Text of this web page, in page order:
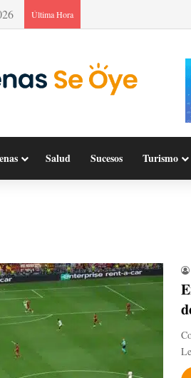
Última Hora
Salud Sucesos Turismo